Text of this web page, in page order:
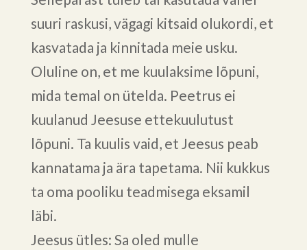
suuri raskusi, vägagi kitsaid olukordi, et
kasvatada ja kinnitada meie usku.
Oluline on, et me kuulaksime lõpuni,
mida temal on ütelda. Peetrus ei
kuulanud Jeesuse ettekuulutust
lõpuni. Ta kuulis vaid, et Jeesus peab
kannatama ja ära tapetama. Nii kukkus
ta oma pooliku teadmisega eksamil
läbi.
Jeesus ütles: Sa oled mulle